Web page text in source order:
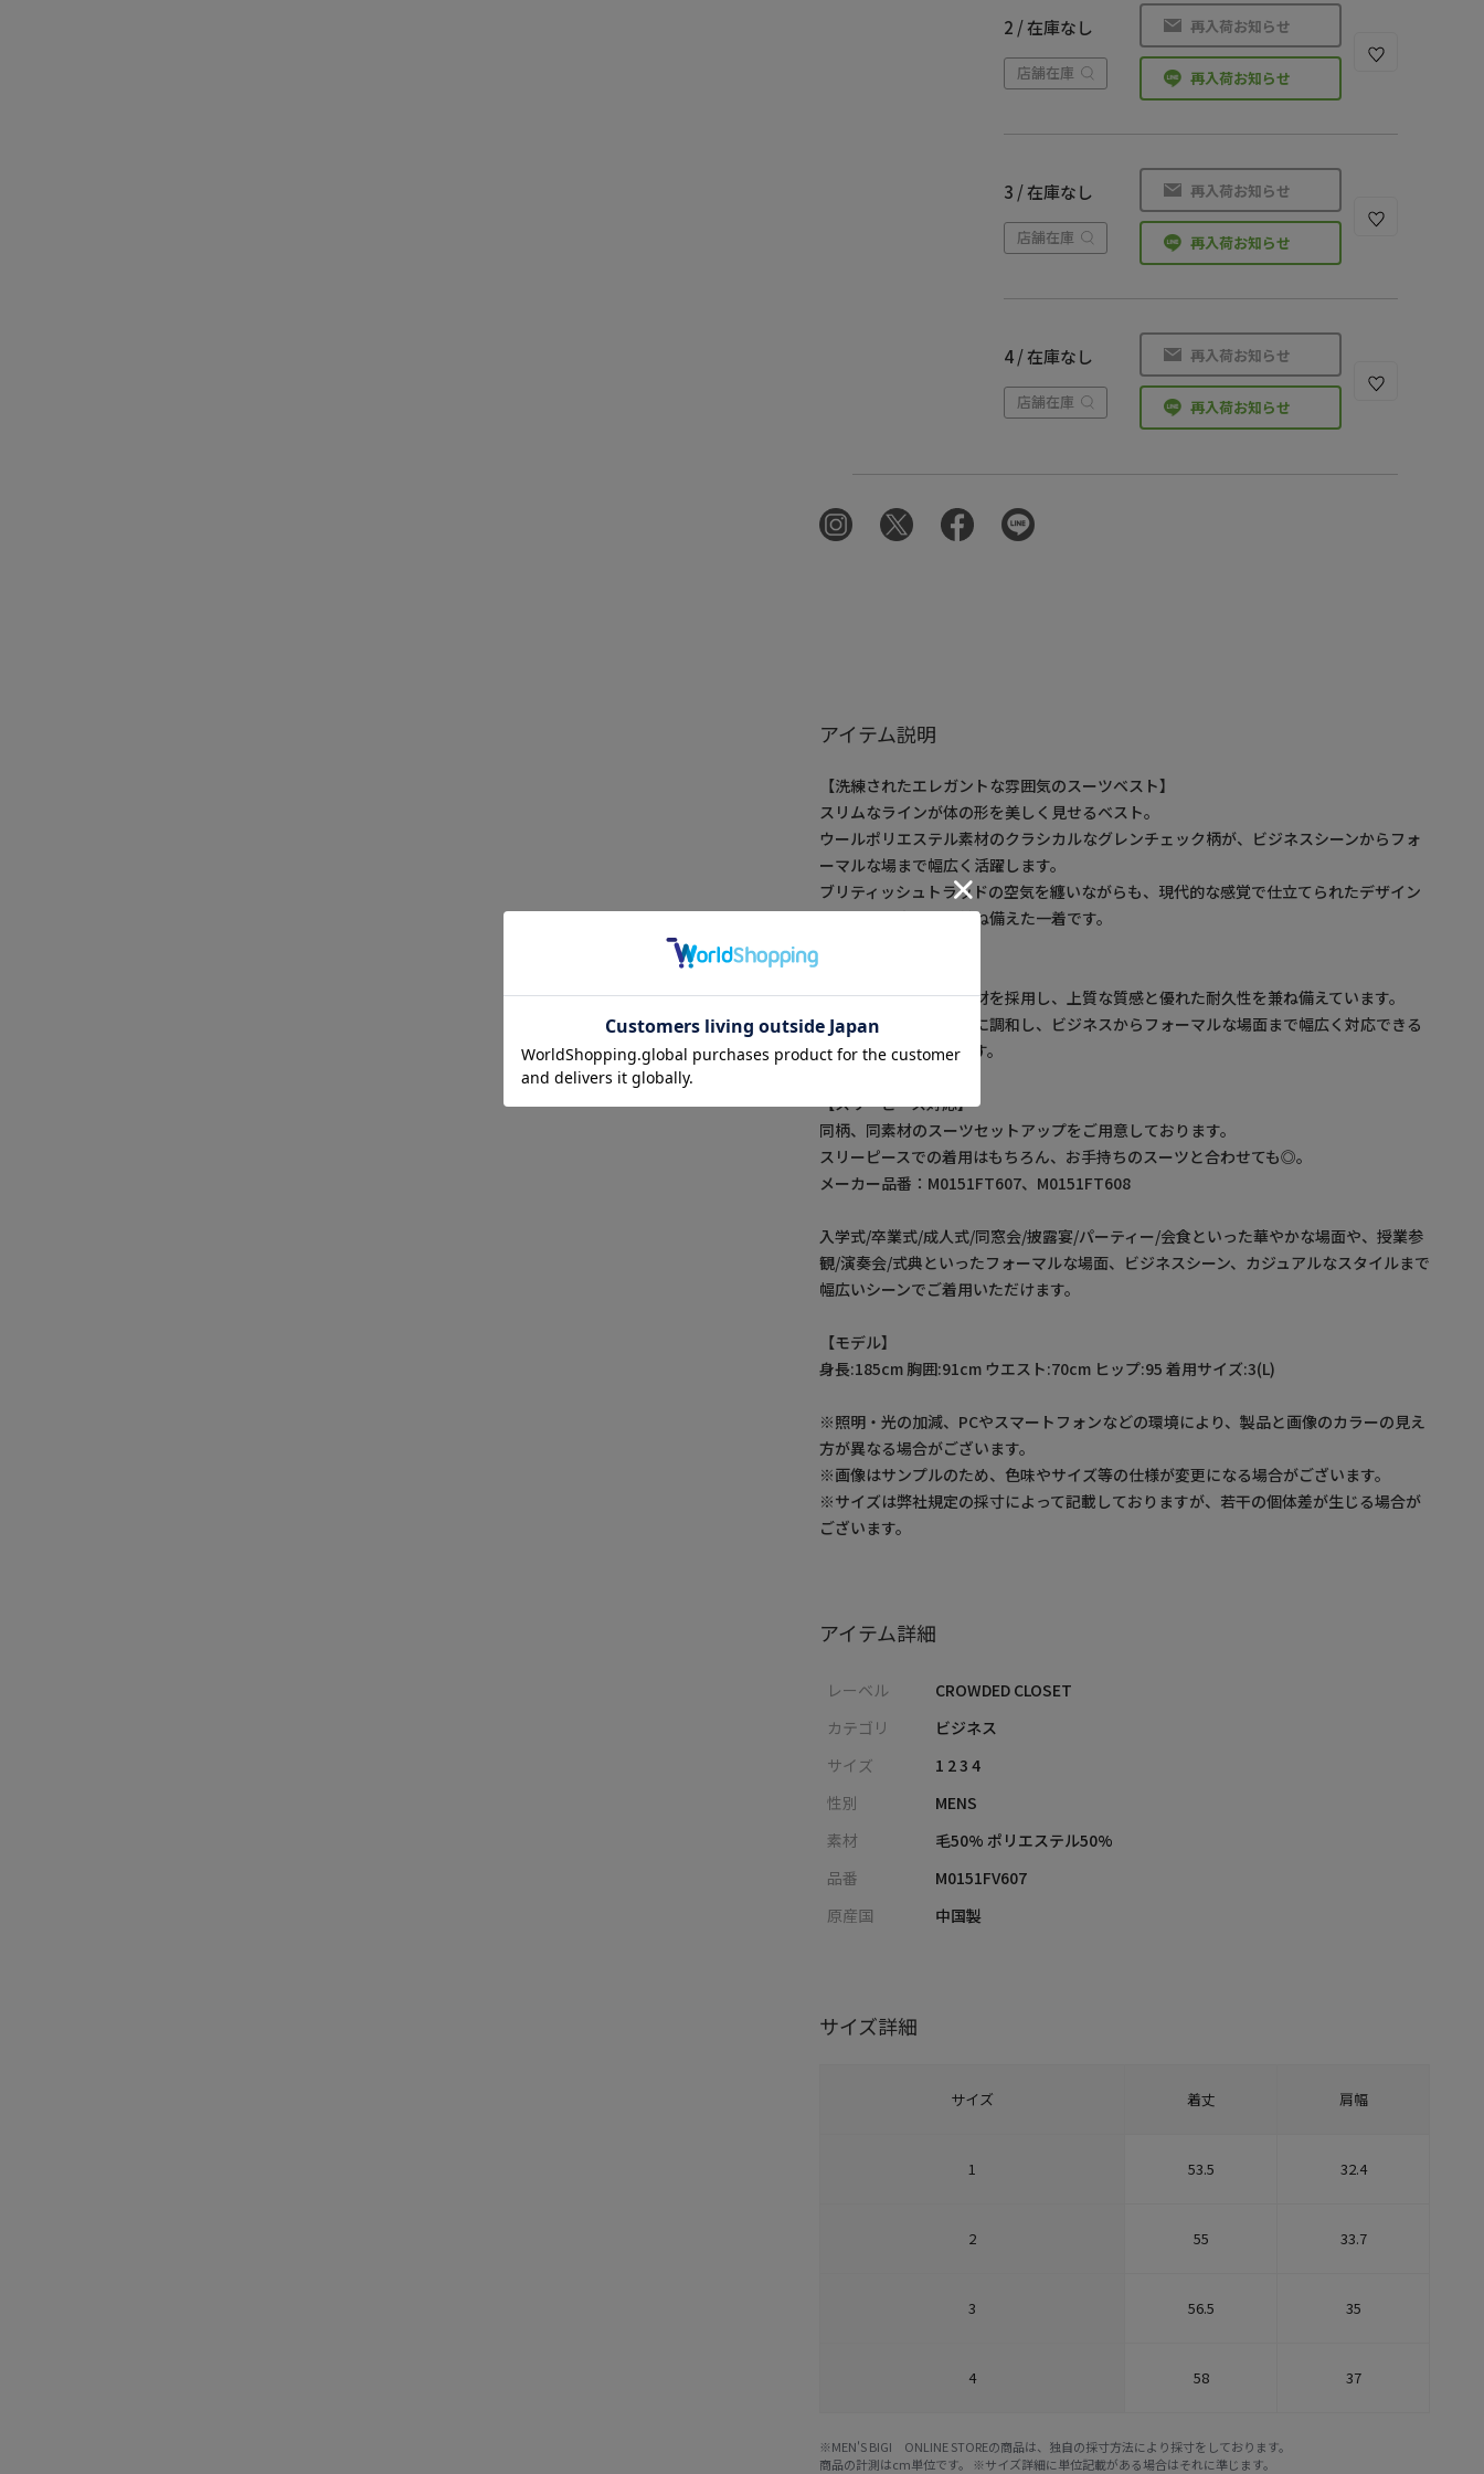
2 / 在庫なし
店舗在庫
再入荷お知らせ
再入荷お知らせ
3 / 在庫なし
店舗在庫
再入荷お知らせ
再入荷お知らせ
4 / 在庫なし
店舗在庫
再入荷お知らせ
再入荷お知らせ
アイテム説明
【洗練されたエレガントな雰囲気のスーツベスト】
スリムなラインが体の形を美しく見せるベスト。
ウールポリエステル素材のクラシカルなグレンチェック柄が、ビジネスシーンからフォ
ーマルな場まで幅広く活躍します。
ブリティッシュトラッドの空気を纏いながらも、現代的な感覚で仕立てられたデザイン
が、品格と実用性を兼ね備えた一着です。
ウールポリエステル素材を採用し、上質な質感と優れた耐久性を兼ね備えています。
素材とデザインが見事に調和し、ビジネスからフォーマルな場面まで幅広く対応できる
一着に仕上がっています。
【スリーピース対応】
同柄、同素材のスーツセットアップをご用意しております。
スリーピースでの着用はもちろん、お手持ちのスーツと合わせても◎。
メーカー品番：M0151FT607、M0151FT608
入学式/卒業式/成人式/同窓会/披露宴/パーティー/会食といった華やかな場面や、授業参
観/演奏会/式典といったフォーマルな場面、ビジネスシーン、カジュアルなスタイルまで
幅広いシーンでご着用いただけます。
【モデル】
身長:185cm 胸囲:91cm ウエスト:70cm ヒップ:95 着用サイズ:3(L)
※照明・光の加減、PCやスマートフォンなどの環境により、製品と画像のカラーの見え
方が異なる場合がございます。
※画像はサンプルのため、色味やサイズ等の仕様が変更になる場合がございます。
※サイズは弊社規定の採寸によって記載しておりますが、若干の個体差が生じる場合が
ございます。
アイテム詳細
レーベル
CROWDED CLOSET
カテゴリ
ビジネス
サイズ
1 2 3 4
性別
MENS
素材
毛50% ポリエステル50%
品番
M0151FV607
原産国
中国製
サイズ詳細
サイズ 着丈 肩幅
1 53.5 32.4
2 55 33.7
3 56.5 35
4 58 37
※MEN'S BIGI ONLINE STOREの商品は、独自の採寸方法により採寸をしております。
商品の計測はcm単位です。 ※サイズ詳細に単位記載がある場合はそれに準じます。